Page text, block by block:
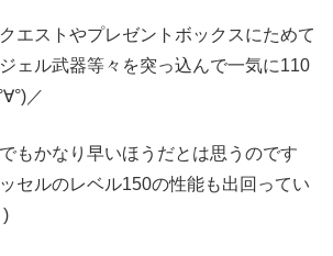
エストやプレゼントボックスにためて
ェル武器等々を突っ込んで一気に110
／
もかなり早いほうだとは思うのです
セルのレベル150の性能も出回ってい
)